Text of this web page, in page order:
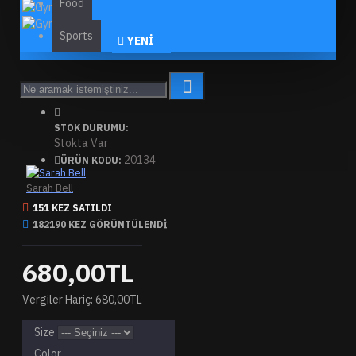
Food
Sports YENI
STOK DURUMU:
Stokta Var
ÜRÜN KODU: 20134
Sarah Bell
151 KEZ SATILDI
182190 KEZ GÖRÜNTÜLENDI
680,00TL
Vergiler Hariç: 680,00TL
Size